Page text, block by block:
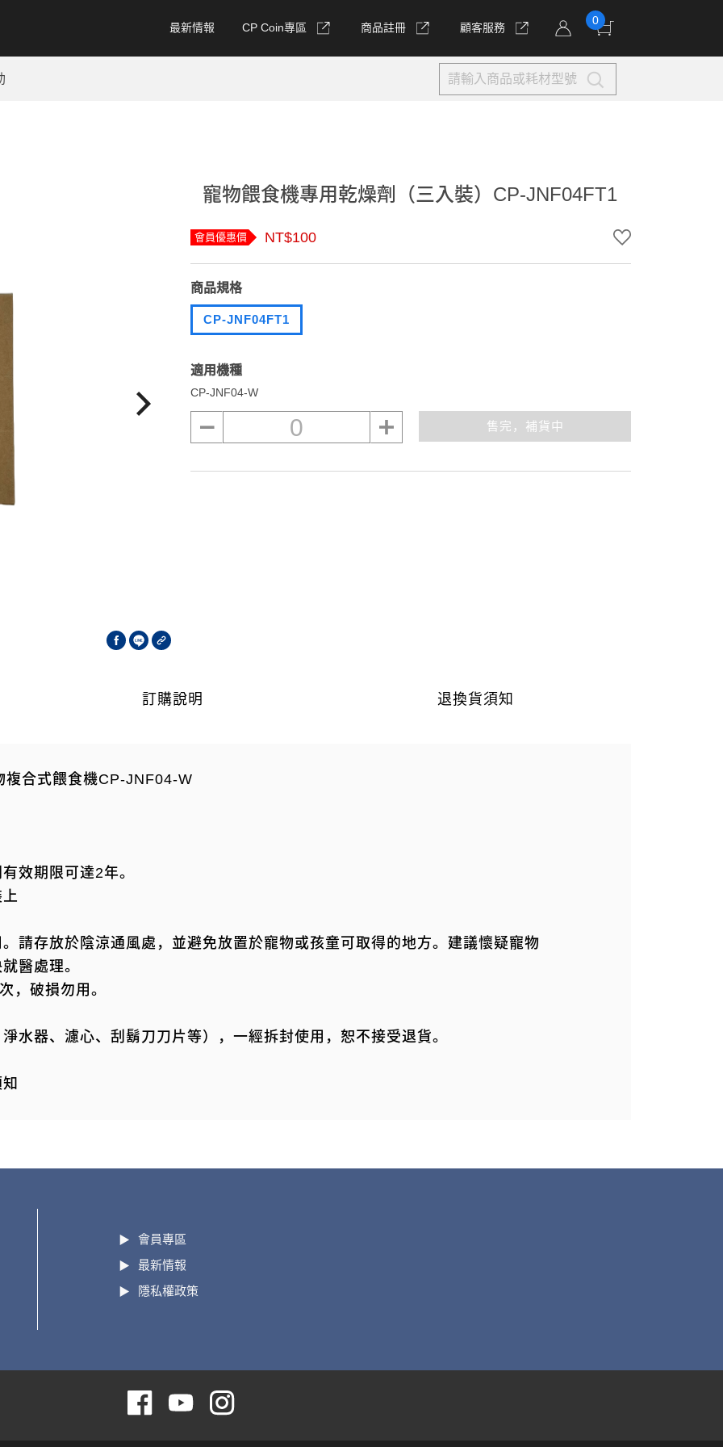
最新情報 CP Coin專區 商品註冊 顧客服務
0
寵物餵食機專用乾燥劑（三入裝）CP-JNF04FT1
會員優惠價 NT$100
商品規格
CP-JNF04FT1
適用機種
CP-JNF04-W
0 售完，補貨中
訂購說明 退換貨須知
合式餵食機CP-JNF04-W
效期限可達2年。
請存放於陰涼通風處，並避免放置於寵物或孩童可取得的地方。建議懷疑寵物
醫處理。
，破損勿用。
水器、濾心、刮鬍刀刀片等），一經拆封使用，恕不接受退貨。
會員專區
最新情報
隱私權政策